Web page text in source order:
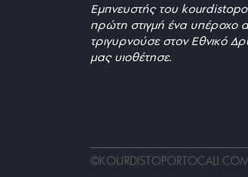
Εμπνευστής του
πρώτη στιγμή ένα υπέροχο
τριγυρνούσε στον Εθνικό
μας υιοθέτησε.
©